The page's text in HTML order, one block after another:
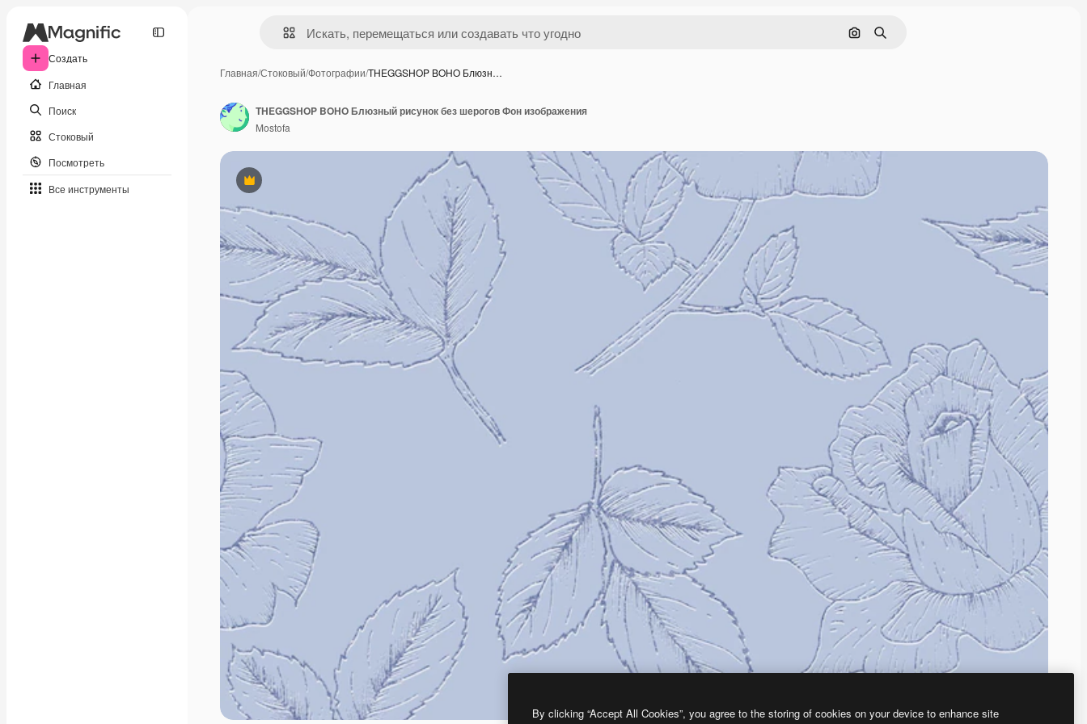
Создать
Главная
Поиск
Стоковый
Посмотреть
Все инструменты
Поиск по изображению
Поиск
Главная/Стоковый/Фотографии/THEGGSHOP BOHO Блюзн…
Премиум
THEGGSHOP BOHO Блюзный рисунок без шерогов Фон изображения
Mostofa
By clicking “Accept All Cookies”, you agree to the storing of cookies on your device to enhance site